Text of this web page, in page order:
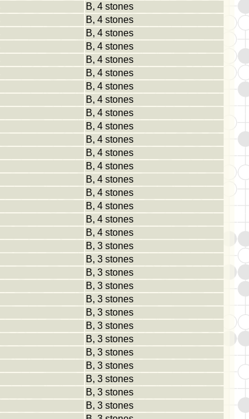
B, 4 stones
B, 4 stones
B, 4 stones
B, 4 stones
B, 4 stones
B, 4 stones
B, 4 stones
B, 4 stones
B, 4 stones
B, 4 stones
B, 4 stones
B, 4 stones
B, 4 stones
B, 4 stones
B, 4 stones
B, 4 stones
B, 4 stones
B, 4 stones
B, 3 stones
B, 3 stones
B, 3 stones
B, 3 stones
B, 3 stones
B, 3 stones
B, 3 stones
B, 3 stones
B, 3 stones
B, 3 stones
B, 3 stones
B, 3 stones
B, 3 stones